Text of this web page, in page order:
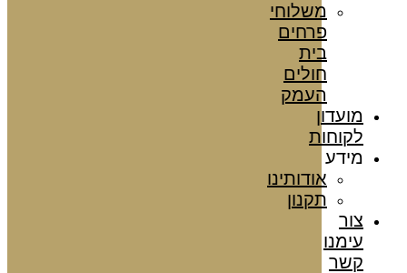
משלוחי
פרחים
בית
חולים
העמק
מועדון
לקוחות
מידע
אודותינו
תקנון
צור
עימנו
קשר